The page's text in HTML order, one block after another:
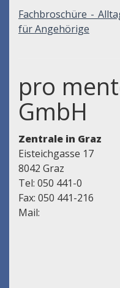
Fachbroschüre -
für Angehörige
pro
GmbH
Zentrale in Graz
Eisteichgasse 17
8042 Graz
Tel: 050 441-0
Fax: 050 441-216
Mail: